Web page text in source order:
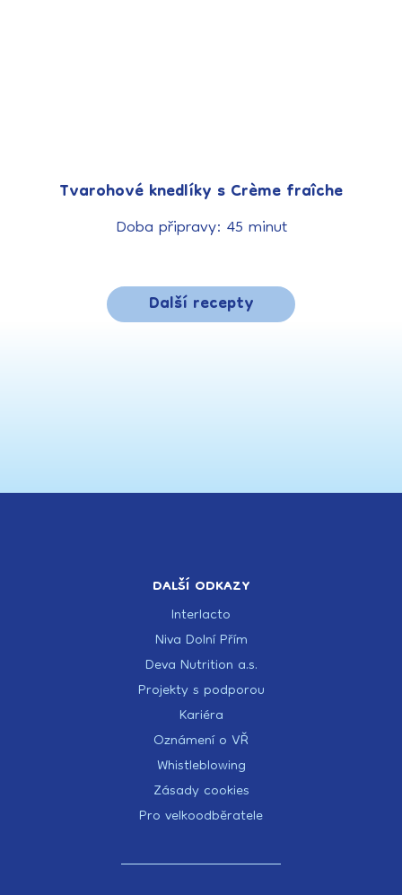
Tvarohové knedlíky s Crème fraîche
Doba připravy: 45 minut
Další recepty
DALŠÍ ODKAZY
Interlacto
Niva Dolní Přím
Deva Nutrition a.s.
Projekty s podporou
Kariéra
Oznámení o VŘ
Whistleblowing
Zásady cookies
Pro velkoodběratele